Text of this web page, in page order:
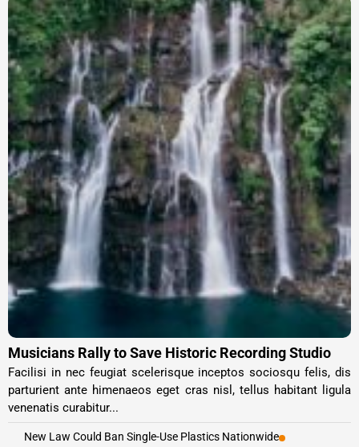
Musicians Rally to Save Historic Recording Studio
Facilisi in nec feugiat scelerisque inceptos sociosqu felis, dis
parturient ante himenaeos eget cras nisl, tellus habitant ligula
venenatis curabitur...
New Law Could Ban Single-Use Plastics Nationwide